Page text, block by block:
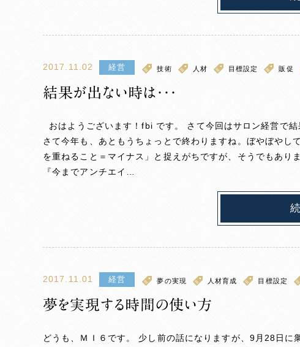
2017.11.02 経営 技術 人材 目標設定 販促
結果が出ない時は・・・
おはようございます！fbi です。 さて今回はサロン経営で
さて今年も、あともうちょっとで終わりますね。ぼやぼや
を重ねること＝マイナス」と捉えがちですが、そうでもあり
『今までアンチエイ…
2017.11.01 経営 夢の実現 人材育成 目標設定
夢を実現する時間の使い方
どうも、ＭＩ６です。 少し前の話になりますが、9月28日